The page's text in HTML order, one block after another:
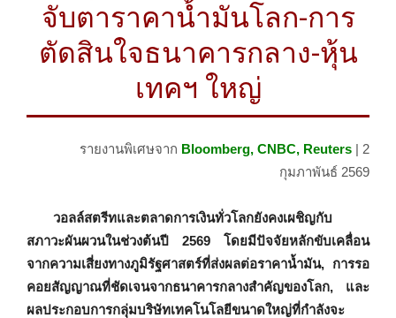
จับตาราคาน้ำมันโลก-การ
ตัดสินใจธนาคารกลาง-หุ้น
เทคฯ ใหญ่
รายงานพิเศษจาก Bloomberg, CNBC, Reuters | 2
กุมภาพันธ์ 2569
วอลล์สตรีทและตลาดการเงินทั่วโลกยังคงเผชิญกับ
สภาวะผันผวนในช่วงต้นปี 2569 โดยมีปัจจัยหลักขับเคลื่อน
จากความเสี่ยงทางภูมิรัฐศาสตร์ที่ส่งผลต่อราคาน้ำมัน, การรอ
คอยสัญญาณที่ชัดเจนจากธนาคารกลางสำคัญของโลก, และ
ผลประกอบการกลุ่มบริษัทเทคโนโลยีขนาดใหญ่ที่กำลังจะ